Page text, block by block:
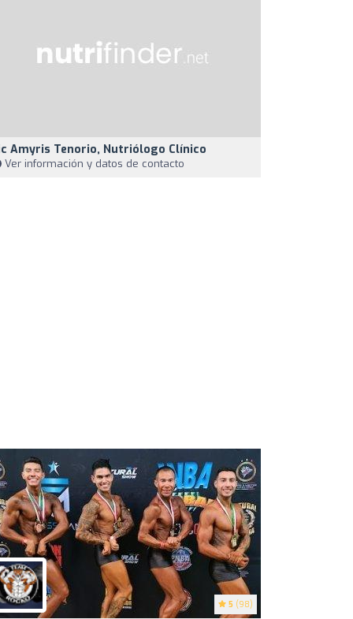
Amyris Tenorio, Nutriólogo Clínico
Ver información y datos de contacto
5 (98)